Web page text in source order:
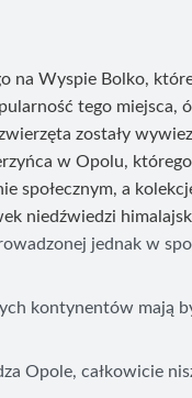
na Wyspie Bolko,
tego miejsca,
zostały
w Opolu,
społecznym, a
niedźwiedzi
jednak w
kontynentów mają
Opole, całkowicie